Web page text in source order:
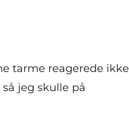
tarme reagerede ikke
jeg skulle på